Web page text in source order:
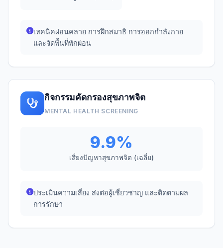
เทคนิคผ่อนคลาย การฝึกสมาธิ การออกกำลังกาย
และจัดพื้นที่พักผ่อน
กิจกรรมคัดกรองสุขภาพจิต
MENTAL HEALTH SCREENING
9.9%
เสี่ยงปัญหาสุขภาพจิต (เฉลี่ย)
ประเมินความเสี่ยง ส่งต่อผู้เชี่ยวชาญ และติดตามผล
การรักษา